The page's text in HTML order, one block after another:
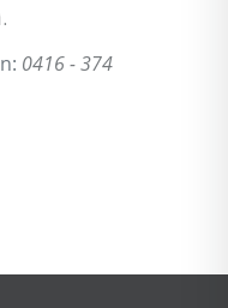
0416 - 374